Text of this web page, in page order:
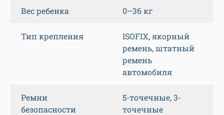
Вес ребенка 0–36 кг
Тип крепления
ISOFIX, якорный
ремень, штатный
ремень
автомобиля
Ремни
безопасности
5-точечные, 3-
точечные